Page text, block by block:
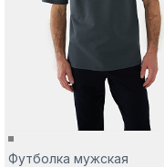
Адреса магазинов
Футболка мужская